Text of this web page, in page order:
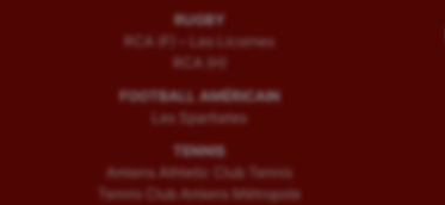
RUGBY
RCA (F) – Les Licornes
RCA (H)
FOOTBALL AMÉRICAIN
Les Spartiates
TENNIS
Amiens Athletic Club Tennis
Tennis Club Amiens Métropole